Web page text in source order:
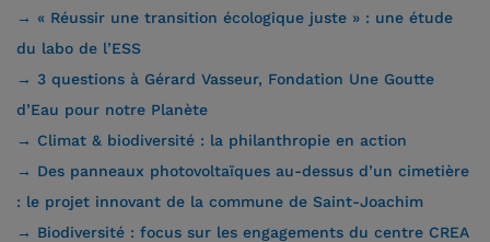
→ « Réussir une transition écologique juste » : une étude
du labo de l’ESS
→ 3 questions à Gérard Vasseur, Fondation Une Goutte
d’Eau pour notre Planète
→ Climat & biodiversité : la philanthropie en action
→ Des panneaux photovoltaïques au-dessus d’un cimetière
: le projet innovant de la commune de Saint-Joachim
→ Biodiversité : focus sur les engagements du centre CREA